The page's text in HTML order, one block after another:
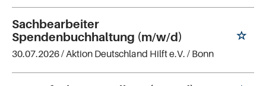
Sachbearbeiter
Spendenbuchhaltung (m/w/d)
30.07.2026 /Aktion Deutschland Hilft e.V. / Bonn